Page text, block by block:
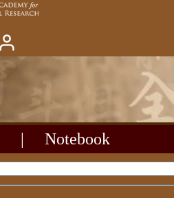
Notebook